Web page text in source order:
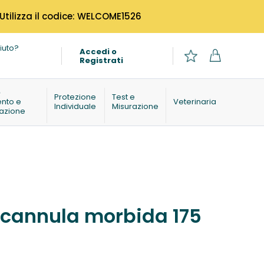
il codice: WELCOME1526
Accedi o
Registrati
e
Protezione
Individuale
Test e
Misurazione
Veterinaria
morbida 175